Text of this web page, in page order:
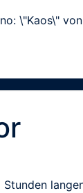
\"Kaos\"